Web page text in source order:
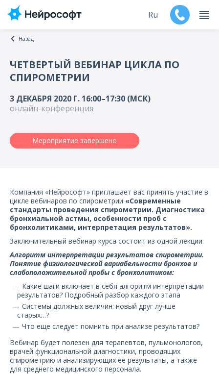
Поддержка
Мероприятия
Дилеры
О компании
Ru
Назад
ЧЕТВЕРТЫЙ ВЕБИНАР ЦИКЛА ПО
СПИРОМЕТРИИ
3 ДЕКАБРЯ 2020 Г. 16:00–17:30 (МСК)
онлайн-конференция
Мероприятие завершено
Компания «Нейрософт» приглашает вас принять участие в
цикле вебинаров по спирометрии «Современные
стандарты проведения спирометрии. Диагностика
бронхиальной астмы, особенности проб с
бронхолитиками, интерпретация результатов».
Заключительный вебинар курса состоит из одной лекции:
Алгоритм интерпретации результатов спирометрии.
Понятие физиологической вариабельности бронхов и
слабоположительной пробы с бронхолитиком:
Какие шаги включает в себя алгоритм интерпретации
результатов? Подробный разбор каждого этапа
Системы должных величин: новый друг лучше
старых…?
Что еще следует помнить при анализе результатов?
Вебинар будет полезен для терапевтов, пульмонологов,
врачей функциональной диагностики, проводящих
спирометрию и анализирующих ее результаты, а также
для среднего медицинского персонала.